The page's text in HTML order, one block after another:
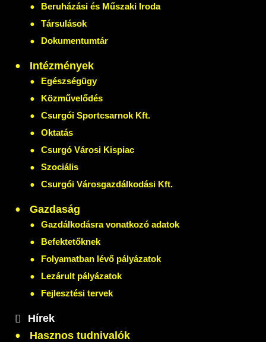
Beruházási és Műszaki Iroda
Társulások
Dokumentumtár
Intézmények
Egészségügy
Közművelődés
Csurgói Sportcsarnok Kft.
Oktatás
Csurgó Városi Kispiac
Szociális
Csurgói Városgazdálkodási Kft.
Gazdaság
Gazdálkodásra vonatkozó adatok
Befektetőknek
Folyamatban lévő pályázatok
Lezárult pályázatok
Fejlesztési tervek
Hírek
Hasznos tudnivalók